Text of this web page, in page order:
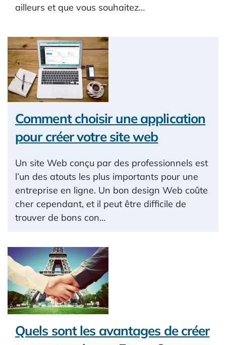
ailleurs et que vous souhaitez…
Comment choisir une application
pour créer votre site web
Un site Web conçu par des professionnels est
l’un des atouts les plus importants pour une
entreprise en ligne. Un bon design Web coûte
cher cependant, et il peut être difficile de
trouver de bons con…
Quels sont les avantages de créer